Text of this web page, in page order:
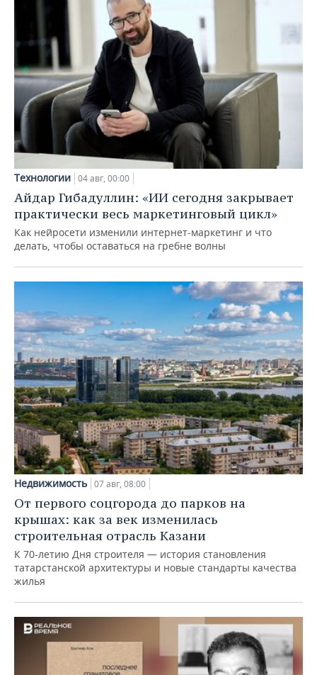
Технологии 04 авг, 00:00
Айдар Гибадуллин: «ИИ сегодня закрывает
практически весь маркетинговый цикл»
Как нейросети изменили интернет-маркетинг и что
делать, чтобы оставаться на гребне волны
Недвижимость 07 авг, 08:00
От первого соцгорода до парков на
крышах: как за век изменилась
строительная отрасль Казани
К 70-летию Дня строителя — история становления
татарстанской архитектуры и новые стандарты качества
жилья